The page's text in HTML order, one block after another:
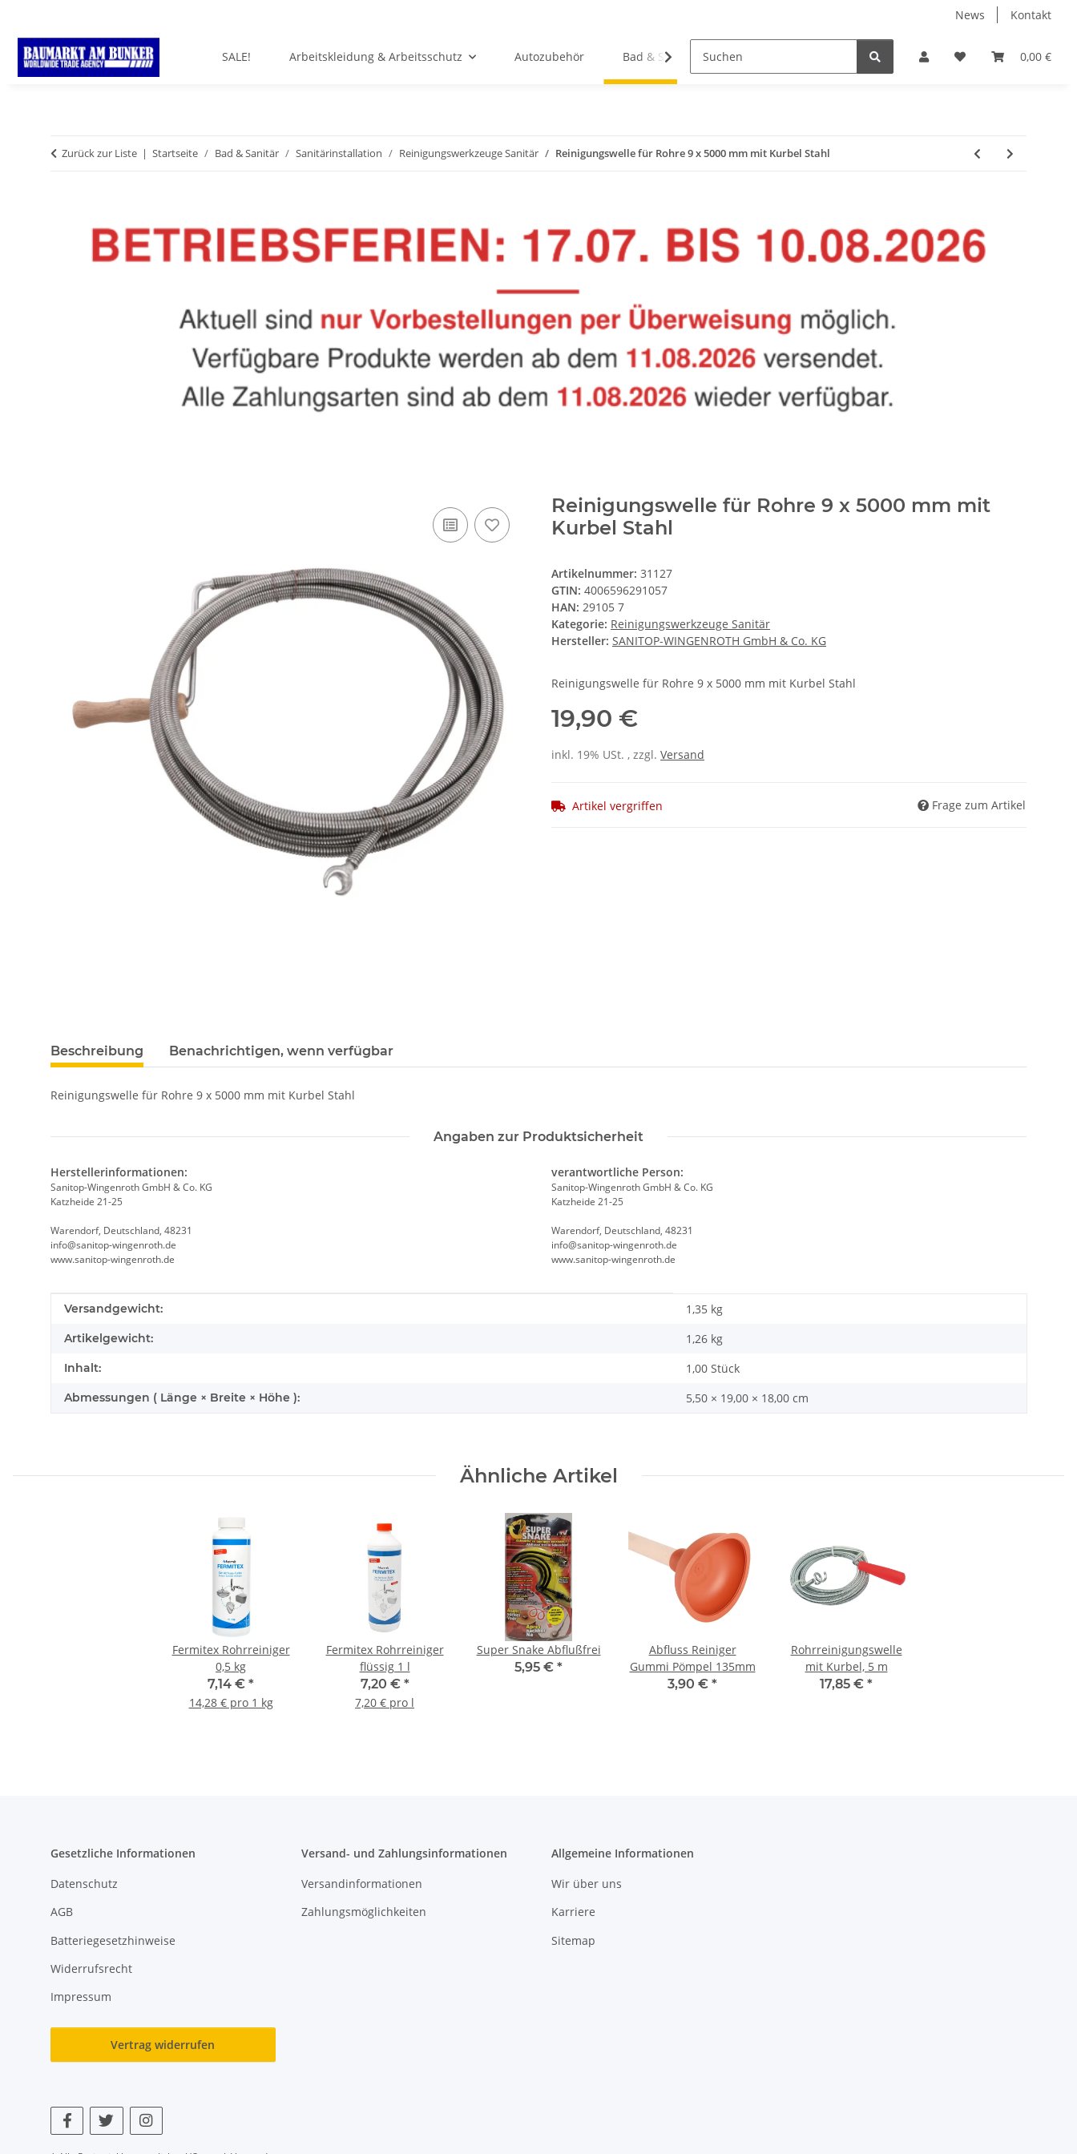
News Kontakt
0,00 €
SALE! Arbeitskleidung & Arbeitsschutz Autozubehör Bad & Sanitär Belüftung & Entlüftung
Zurück zur Liste Startseite Bad & Sanitär Sanitärinstallation Reinigungswerkzeuge Sanitär Reinigungswelle für Rohre 9 x 5000 mm mit Kurbel Stahl
Reinigungswelle für Rohre 9 x 5000 mm mit
Kurbel Stahl
Artikelnummer: 31127
GTIN: 4006596291057
HAN: 29105 7
Kategorie: Reinigungswerkzeuge Sanitär
Hersteller: SANITOP-WINGENROTH GmbH & Co. KG
Reinigungswelle für Rohre 9 x 5000 mm mit Kurbel Stahl
19,90 €
inkl. 19% USt. , zzgl. Versand
Artikel vergriffen Frage zum Artikel
Beschreibung Benachrichtigen, wenn verfügbar
Reinigungswelle für Rohre 9 x 5000 mm mit Kurbel Stahl
Angaben zur Produktsicherheit
Herstellerinformationen:
Sanitop-Wingenroth GmbH & Co. KG
Katzheide 21-25
Warendorf, Deutschland, 48231
info@sanitop-wingenroth.de
www.sanitop-wingenroth.de
verantwortliche Person:
Sanitop-Wingenroth GmbH & Co. KG
Katzheide 21-25
Warendorf, Deutschland, 48231
info@sanitop-wingenroth.de
www.sanitop-wingenroth.de
Produkteigenschaft
Wert
Versandgewicht: 1,35 kg
Artikelgewicht: 1,26 kg
Inhalt: 1,00 Stück
Abmessungen ( Länge × Breite × Höhe ): 5,50 × 19,00 × 18,00 cm
Ähnliche Artikel
Fermitex Rohrreiniger
0,5 kg
7,14 € *
14,28 € pro 1 kg
Fermitex Rohrreiniger
flüssig 1 l
7,20 € *
7,20 € pro l
Super Snake Abflußfrei
5,95 € *
Abfluss Reiniger
Gummi Pömpel 135mm
3,90 € *
Rohrreinigungswelle
mit Kurbel, 5 m
17,85 € *
Gesetzliche Informationen
Datenschutz
AGB
Batteriegesetzhinweise
Widerrufsrecht
Impressum
Vertrag widerrufen
Versand- und Zahlungsinformationen
Versandinformationen
Zahlungsmöglichkeiten
Allgemeine Informationen
Wir über uns
Karriere
Sitemap